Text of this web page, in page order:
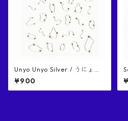
Unyo Unyo Silver / うにょう
にょ シルバー ネイルシール
¥900
ル